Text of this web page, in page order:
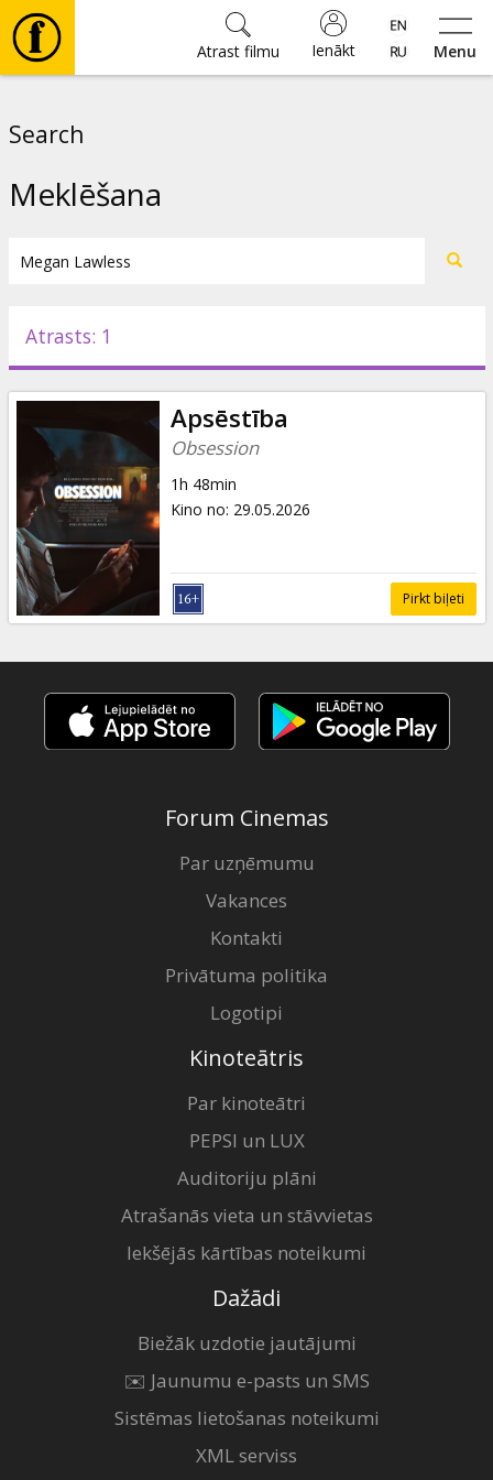
Menu
Ienākt
Atrast filmu
Pasākumi
Ziņas
Dāvanu
kartes
Uzkodas
B2B
Kino
Klubs
Search
Meklēšana
Atrasts: 1
Apsēstība
Obsession
1h 48min
Kino no: 29.05.2026
Pirkt biļeti
Forum Cinemas
Par uzņēmumu
Vakances
Kontakti
Privātuma politika
Logotipi
Kinoteātris
Par kinoteātri
PEPSI un LUX
Auditoriju plāni
Atrašanās vieta un stāvvietas
Iekšējās kārtības noteikumi
Dažādi
Biežāk uzdotie jautājumi
✉️ Jaunumu e-pasts un SMS
Sistēmas lietošanas noteikumi
XML serviss